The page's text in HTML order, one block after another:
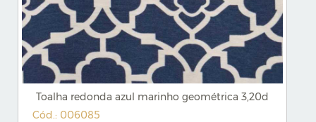
Toalha redonda azul marinho geométrica 3,20d
Cód.: 006085